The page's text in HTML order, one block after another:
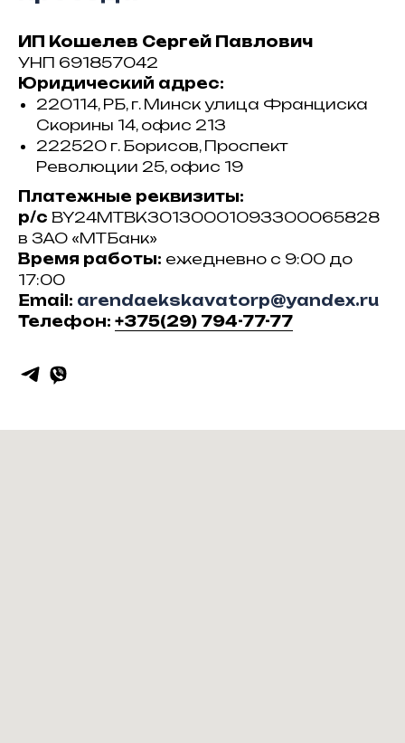
ИП Кошелев Сергей Павлович
УНП 691857042
Юридический адрес:
220114, РБ, г. Минск улица Франциска
Скорины 14, офис 213
222520 г. Борисов, Проспект
Революции 25, офис 19
Платежные реквизиты:
р/с BY24MTBK30130001093300065828
в ЗАО «МТБанк»
Время работы: ежедневно с 9:00 до
17:00
Email: arendaekskavatorp@yandex.ru
Телефон: +375(29) 794-77-77